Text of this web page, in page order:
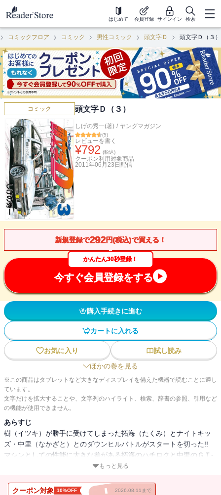
はじめて 会員登録 サインイン 検索
コミックフロア コミック 男性コミック 頭文字Ｄ 頭文字Ｄ（３）
コミック 頭文字Ｄ（３）
しげの秀一(著) / ヤングマガジン
(5)
レビューを書く
¥792 (税込)
クーポン利用対象商品
2011年06月23日 配信
新規登録で292円(税込)で買える！
かんたん30秒登録！
今すぐ会員登録をする
購入手続きに進む
カートに入れる
お気に入り
試し読み
ほかの巻を見る
※この商品はタブレットなど大きなディスプレイを備えた機器で読むことに適し
ています。
文字だけを拡大することや、文字列のハイライト、検索、辞書の参照、引用など
の機能が使用できません。
あらすじ
樹（イツキ）が勝手に受けてしまった拓海（たくみ）とナイトキッ
ズ・中里（なかざと）とのダウンヒルバトルがスタートを切った!!
マシンとしての性能に大きな差がある拓海のハチロクと中里のＧＴ‐
Ｒとのバトルに、高橋兄弟も追走し勝負の行方を見守る！ 驚異的
もっと見る
クーポン対象 10%OFF 2026.08.11まで